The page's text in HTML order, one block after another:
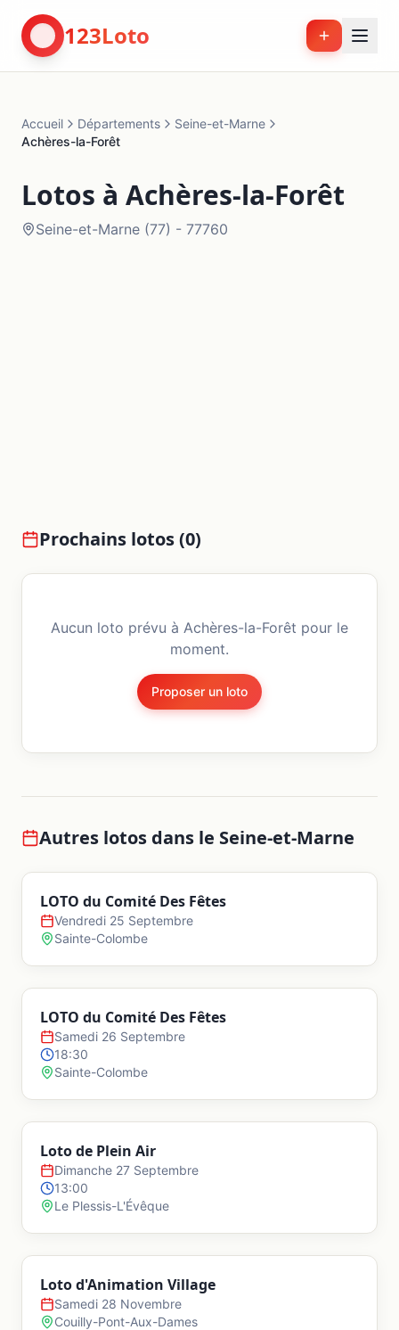
123Loto
Accueil Départements
Seine-et-Marne
Achères-la-Forêt
Lotos à Achères-la-Forêt
Seine-et-Marne (77) - 77760
Prochains lotos (0)
Aucun loto prévu à Achères-la-Forêt pour le
moment.
Proposer un loto
Autres lotos dans le Seine-et-Marne
LOTO du Comité Des Fêtes
Vendredi 25 Septembre
Sainte-Colombe
LOTO du Comité Des Fêtes
Samedi 26 Septembre
18:30
Sainte-Colombe
Loto de Plein Air
Dimanche 27 Septembre
13:00
Le Plessis-L'Évêque
Loto d'Animation Village
Samedi 28 Novembre
Couilly-Pont-Aux-Dames